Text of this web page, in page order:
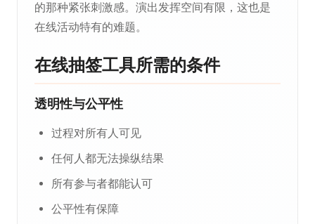
的那种紧张刺激感。演出发挥空间有限，这也是
在线活动特有的难题。
在线抽签工具所需的条件
透明性与公平性
过程对所有人可见
任何人都无法操纵结果
所有参与者都能认可
公平性有保障